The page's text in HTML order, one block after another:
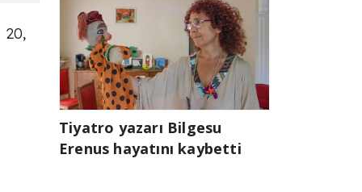
20,
Tiyatro yazarı Bilgesu
Erenus hayatını kaybetti